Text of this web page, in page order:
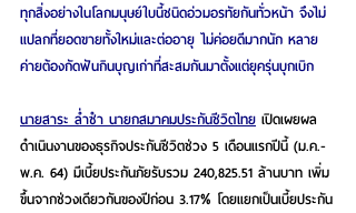
ทุกสิ่งอย่างในโลกมนุษย์ใบนี้ชนิดอ่วมอรทัยกันทั่วหน้า จึงไม่
แปลกที่ยอดขายทั้งใหม่และต่ออายุ ไม่ค่อยดีมากนัก หลาย
ค่ายต้องกัดฟันกินบุญเก่าที่สะสมกันมาตั้งแต่ยุครุ่นบุกเบิก
นายสาระ ล่ำซำ นายกสมาคมประกันชีวิตไทย เปิดเผยผล
ดำเนินงานของธุรกิจประกันชีวิตช่วง 5 เดือนแรกปีนี้ (ม.ค.-
พ.ค. 64) มีเบี้ยประกันภัยรับรวม 240,825.51 ล้านบาท เพิ่ม
ขึ้นจากช่วงเดียวกันของปีก่อน 3.17% โดยแยกเป็นเบี้ยประกัน